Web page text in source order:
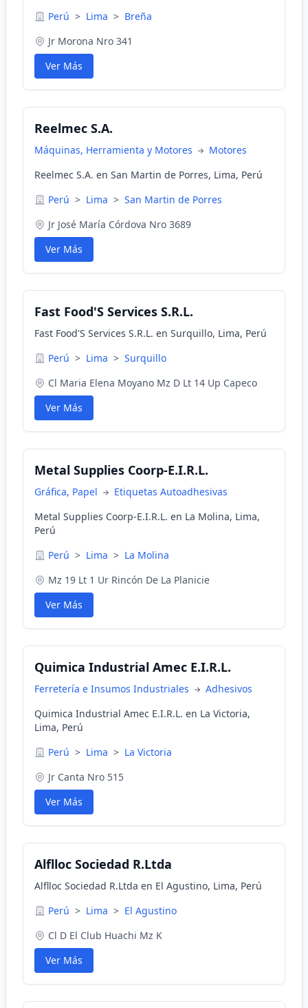
Perú > Lima > Breña
Jr Morona Nro 341
Ver Más
Reelmec S.A.
Máquinas, Herramienta y Motores
Motores
Reelmec S.A. en San Martin de Porres, Lima, Perú
Perú > Lima > San Martin de Porres
Jr José María Córdova Nro 3689
Ver Más
Fast Food'S Services S.R.L.
Fast Food'S Services S.R.L. en Surquillo, Lima, Perú
Perú > Lima > Surquillo
Cl Maria Elena Moyano Mz D Lt 14 Up Capeco
Ver Más
Metal Supplies Coorp-E.I.R.L.
Gráfica, Papel
Etiquetas Autoadhesivas
Metal Supplies Coorp-E.I.R.L. en La Molina, Lima,
Perú
Perú > Lima > La Molina
Mz 19 Lt 1 Ur Rincón De La Planicie
Ver Más
Quimica Industrial Amec E.I.R.L.
Ferretería e Insumos Industriales
Adhesivos
Quimica Industrial Amec E.I.R.L. en La Victoria,
Lima, Perú
Perú > Lima > La Victoria
Jr Canta Nro 515
Ver Más
Alflloc Sociedad R.Ltda
Alflloc Sociedad R.Ltda en El Agustino, Lima, Perú
Perú > Lima > El Agustino
Cl D El Club Huachi Mz K
Ver Más